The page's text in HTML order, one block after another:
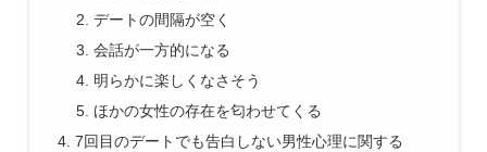
デートの間隔が空く
会話が一方的になる
明らかに楽しくなさそう
ほかの女性の存在を匂わせてくる
7回目のデートでも告白しない男性心理に関する